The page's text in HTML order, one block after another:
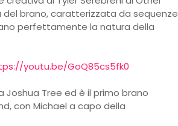
brano, caratterizzata da sequenze
perfettamente la natura della
youtu.be/GoQ85cs5fk0
Joshua Tree ed è il primo brano
con Michael a capo della